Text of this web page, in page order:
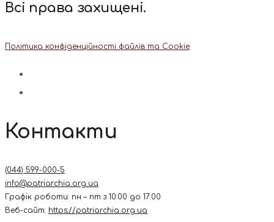
Всі права захищені.
Політика конфіденційності файлів та Cookie
Контакти
(044) 599-000-5
info@patriarchia.org.ua
Графік роботи: пн – пт з 10:00 до 17:00
Веб-сайт: https://patriarchia.org.ua